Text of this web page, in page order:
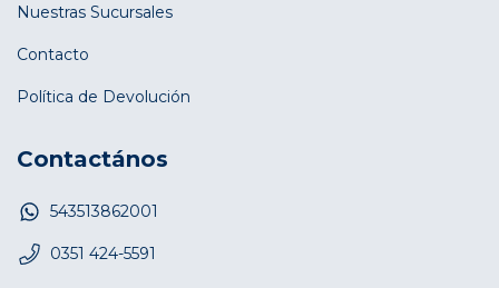
Nuestras Sucursales
Contacto
Política de Devolución
Contactános
543513862001
0351 424-5591